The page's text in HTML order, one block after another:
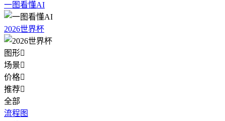
一图看懂AI
2026世界杯
图形
场景
价格
推荐
全部
流程图